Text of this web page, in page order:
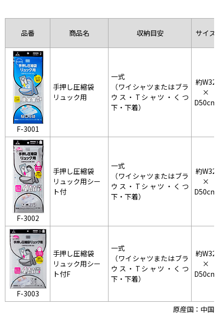
品番 商品名 収納目安 サイズ
F-3001
手押し圧縮袋
リュック用
一式
（ワイシャツまたはブラ
ウス・Tシャツ・くつ
下・下着）
約W32
×
D50cm
F-3002
手押し圧縮袋
リュック用シー
ト付
一式
（ワイシャツまたはブラ
ウス・Tシャツ・くつ
下・下着）
約W32
×
D50cm
F-3003
手押し圧縮袋
リュック用シー
ト付F
一式
（ワイシャツまたはブラ
ウス・Tシャツ・くつ
下・下着）
約W32
×
D50cm
原産国：中国